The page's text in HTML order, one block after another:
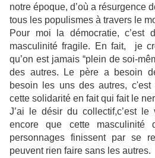
notre époque, d’où a résurgence
tous les populismes à travers le
Pour moi la démocratie,
masculinité fragile.
En fait, je
qu’on est jamais “plein de soi-
des autres. Le père a besoin
besoin les uns des autres,
cette solidarité en fait qui fait le
J’ai le désir du collectif,c’est
encore que cette
personnages finissent par se
peuvent rien faire sans les autres.